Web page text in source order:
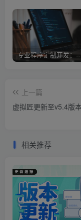
专业程序定制开发：从需求到落地，我们全程护航
上一篇
虚拟匠更新至v5.4版本
相关推荐